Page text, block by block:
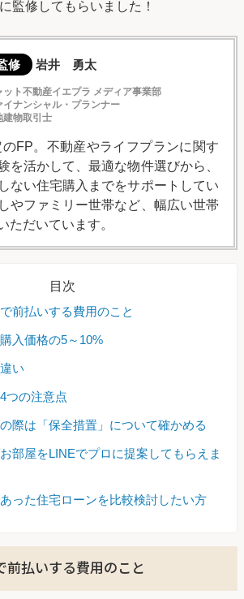
監修してもらいました！
修 岩井 勇太
ット不動産イエプラ メディア事業部
イナンシャル・プランナー
建物取引士
FP。不動産やライフプランに関す
を活かして、最適な物件選びから、
ない住宅購入までをサポートしてい
やファミリー世帯など、幅広い世帯
ただいています。
目次
前払いする費用のこと
入価格の5～10%
い
つの注意点
際は「保全措置」について確かめる
部屋をLINEでプロに提案してもらえま
あった住宅ローンを比較検討したい方
前払いする費用のこと